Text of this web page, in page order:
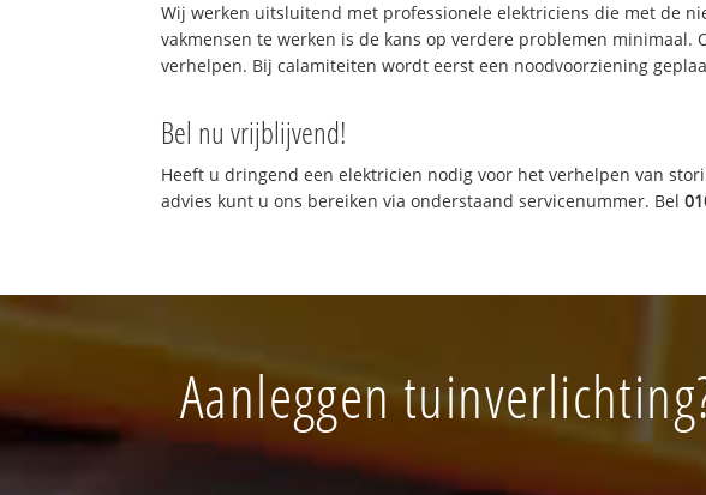
Wij werken uitsluitend met professionele elektriciens die met de
vakmensen te werken is de kans op verdere problemen
verhelpen. Bij calamiteiten wordt eerst een noodvoorziening
Bel nu vrijblijvend!
Heeft u dringend een elektricien nodig voor het verhelpen van
advies kunt u ons bereiken via onderstaand servicenummer. Bel
Aanleggen